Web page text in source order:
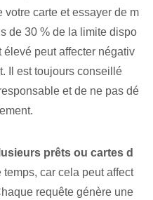
votre carte et essayer de m
de 30 % de la limite dispo
élevé peut affecter négativ
Il est toujours conseillé
et de ne pas dé
prêts ou cartes d
car cela peut affect
requête génère une⁢